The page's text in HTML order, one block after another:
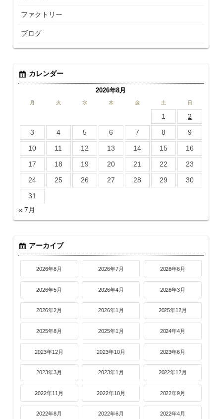
ファクトリー
ブログ
カレンダー
2026年8月
月 火 水 木 金 土 日
1
2
3
4 5 6 7 8
9
10
11 12 13 14 15
16
17
18 19 20 21 22
23
24
25 26 27 28 29
30
31
« 7月
アーカイブ
2026年8月 2026年7月 2026年6月
2026年5月 2026年4月 2026年3月
2026年2月 2026年1月 2025年12月
2025年8月 2025年1月 2024年4月
2023年12月 2023年10月 2023年6月
2023年3月 2023年1月 2022年12月
2022年11月 2022年10月 2022年9月
2022年8月 2022年6月 2022年4月